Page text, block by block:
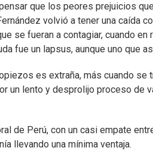
que los peores prejuicios
volvió a tener una caída
se fueran a contagiar, cuando en
fue un lapsus, aunque uno que
es extraña, más cuando se
un lento y desprolijo proceso de
de Perú, con un casi empate
llevando una mínima ventaja.